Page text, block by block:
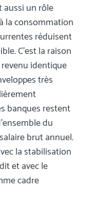
aussi un rôle
la consommation
réduisent
C’est la raison
identique
très
banques restent
du
brut annuel.
la stabilisation
et avec le
cadre